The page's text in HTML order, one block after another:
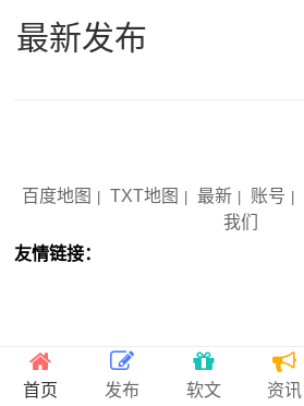
最新发布
百度地图 TXT地图 最新 账号
我们
友情链接：
首页 发布 软文 资讯